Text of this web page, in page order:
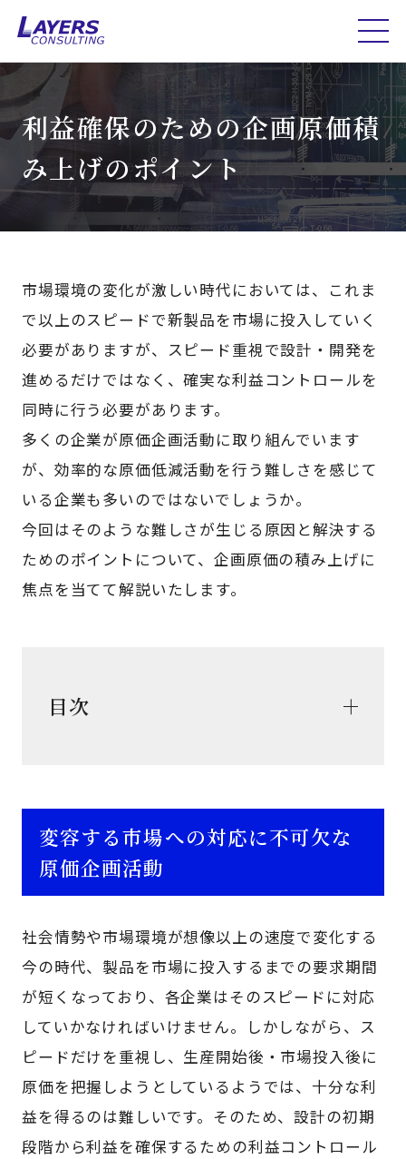
利益確保のための企画原価積
み上げのポイント
市場環境の変化が激しい時代においては、これま
で以上のスピードで新製品を市場に投入していく
必要がありますが、スピード重視で設計・開発を
進めるだけではなく、確実な利益コントロールを
同時に行う必要があります。
多くの企業が原価企画活動に取り組んでいます
が、効率的な原価低減活動を行う難しさを感じて
いる企業も多いのではないでしょうか。
今回はそのような難しさが生じる原因と解決する
ためのポイントについて、企画原価の積み上げに
焦点を当てて解説いたします。
目次
変容する市場への対応に不可欠な
原価企画活動
社会情勢や市場環境が想像以上の速度で変化する
今の時代、製品を市場に投入するまでの要求期間
が短くなっており、各企業はそのスピードに対応
していかなければいけません。しかしながら、ス
ピードだけを重視し、生産開始後・市場投入後に
原価を把握しようとしているようでは、十分な利
益を得るのは難しいです。そのため、設計の初期
段階から利益を確保するための利益コントロール